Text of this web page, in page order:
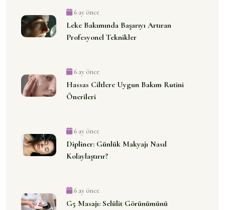
6 ay önce
Leke Bakımında Başarıyı Artıran
Profesyonel Teknikler
6 ay önce
Hassas Ciltlere Uygun Bakım Rutini
Önerileri
6 ay önce
Dipliner: Günlük Makyajı Nasıl
Kolaylaştırır?
6 ay önce
G5 Masajı: Selülit Görünümünü